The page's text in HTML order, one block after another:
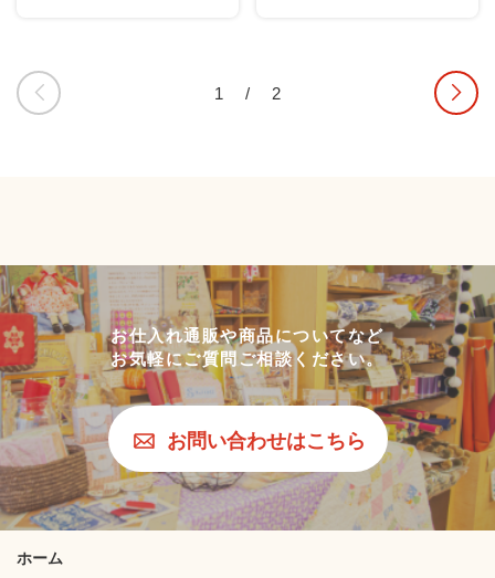
1 / 2
お仕入れ通販や商品についてなど
お気軽にご質問ご相談ください。
お問い合わせはこちら
ホーム